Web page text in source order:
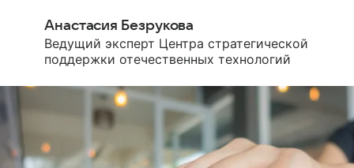
Анастасия Безрукова
Ведущий эксперт Центра стратегической
поддержки отечественных технологий